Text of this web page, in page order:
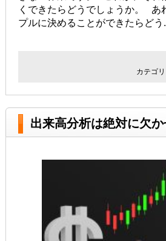
くできたらどうでしょうか。 あ
プルに決めることができたらどう
カテゴ
出来高分析は絶対に欠か